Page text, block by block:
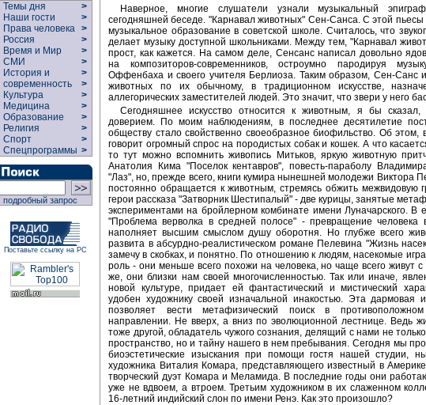
Темы дня
>
Наши гости
>
Права человека >
Россия
>
Время и Мир
>
СМИ
>
История и
современность
>
>
Культура
>
Медицина
>
Образование
>
Религия
>
Спорт
>
Спецпрограммы >
подробный запрос
Поставьте ссылку на РС
Наверное, многие слушатели узнали музыкальный
сегодняшней беседе. "Карнавал животных" Сен-Санса. С этой пьесы
музыкальное образование в советской школе. Считалось, что
делает музыку доступной школьниками. Между тем, "Карнавал
прост, как кажется. На самом деле, Сенсанс написал довольно
на композиторов-современников, остроумно пародируя
Оффенбаха и своего учителя Берлиоза. Таким образом, Сен-Санс
животных по их обычному, в традиционном искусстве,
аллегорических заместителей людей. Это значит, что звери у него
Сегодняшнее искусство относится к животным, я бы
доверием. По моим наблюдениям, в последнее десятилетие
обществу стало свойственно своеобразное биофильство. Об этом, в
говорит огромный спрос на породистых собак и кошек. А что
то тут можно вспомнить живопись Митьков, яркую животную
Анатолия Кима "Поселок кентавров", повесть-параболу
"Лаз", но, прежде всего, книги кумира нынешней молодежи Виктора
постоянно обращается к животным, стремясь обжить межвидовую
герои рассказа "Затворник Шестипалый" - две курицы, занятые
экспериментами на бройлерном комбинате имени Луначарского. В
"Проблема верволка в средней полосе" - превращение человека
наполняет высшим смыслом душу оборотня. Но глубже всего
развита в абсурдно-реалистическом романе Пелевина "Жизнь
замечу в скобках, и понятно. По отношению к людям, насекомые
роль - они меньше всего похожи на человека, но чаще всего живут
же, они близки нам своей многочисленностью. Так или иначе,
новой культуре, придает ей фантастический и мистический
удобен художнику своей изначальной инакостью. Эта дармовая
позволяет вести метафизический поиск в
направлении. Не вверх, а вниз по эволюционной лестнице. Ведь
тоже другой, обладатель чужого сознания, делящий с нами не
пространство, но и тайну нашего в нем пребывания. Сегодня мы
биоэстетические изыскания при помощи гостя нашей студии,
художника Виталия Комара, представляющего известный в
творческий дуэт Комара и Меламида. В последние годы они
уже не вдвоем, а втроем. Третьим художником в их слаженном
16-летний индийский слон по имени Ренэ. Как это произошло?